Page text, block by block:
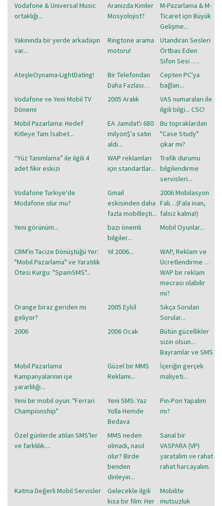
Vodafone & Universal Music
ortaklığı...
Aranizda Kimler
Mosyolojist?
M-Pazarlama & M-
Ticaret için Büyük
Gelişme...
Yakınında bir yerde arkadaşın
var...
Ringtone arama
motoru!
Utandıran Sesleri
Örtbas Eden
Sifon Sesi ….
AteşleOynama-LightDating!
Bir Telefondan
Daha Fazlası…
Cepten PC'ya
bağlan...
Vodafone ve Yeni Mobil TV
Dönemi
2005 Aralık
VAS numaraları ile
ilgili bilgi... CSC!
Mobil Pazarlama: Hedef
Kitleye Tam İsabet...
EA Jamdat'ı 680
milyon$'a satın
aldı...
Bu topraklardan
"Case Study"
çıkar mı?
“Yüz Tanımlama” ile ilgili 4
adet fikir eskizi
WAP reklamları
için standartlar...
Trafik durumu
bilgilendirme
servisleri...
Vodafone Turkiye'de
Modafone olur mu?
Gmail
eskisinden daha
fazla mobilleşti...
2006 Mobilasyon
Falı…(Fala inan,
falsız kalma!)
Yeni görünüm...
bazı önemli
bilgiler...
Mobil Oyunlar...
CRM'in Tacize Dönüştüğü Yer:
"Mobil Pazarlama" ve Yaratılık
Ötesi Kurgu: "SpamSMS"...
Yıl 2006...
WAP, Reklam ve
Ücretlendirme …
WAP bir reklam
mecrası olabilir
mi?
Orange biraz geriden mi
geliyor?
2005 Eylül
Sıkça Sorulan
Sorular...
2006
2006 Ocak
Bütün güzellikler
sizin olsun...
Bayramlar ve SMS
Mobil Pazarlama
Kampanyalarının işe
yararlılığı...
Güzel bir MMS
Reklamı...
İçeriğin gerçek
maliyeti...
Yeni bir mobil oyun: "Ferrari
Championship"
Yeni SMS: Yaz
Yolla Hemde
Bedava
Pin-Pon Yapalım
mı?
Özel günlerde atılan SMS'ler
ve farklılık....
MMS neden
olmadı, nasıl
olur? Birde
benden
dinleyin...
Sanal bir
VASPARA (VP)
yaratalım ve rahat
rahat harcayalım.
Katma Değerli Mobil Servisler
Gelecekle ilgili
kısa bir film: Her
Mobilite
mutsuzluk